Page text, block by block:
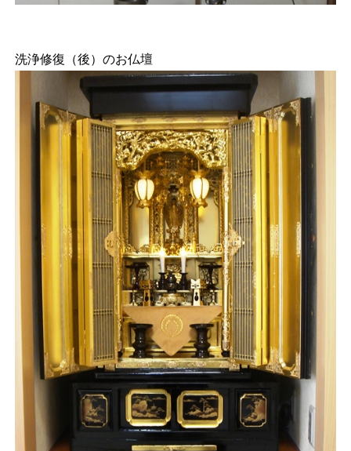
洗浄修復（後）のお仏壇